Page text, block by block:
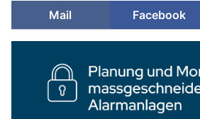
Mail
Facebook